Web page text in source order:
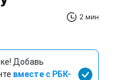
2 мин
Добавь
вместе с РБК-